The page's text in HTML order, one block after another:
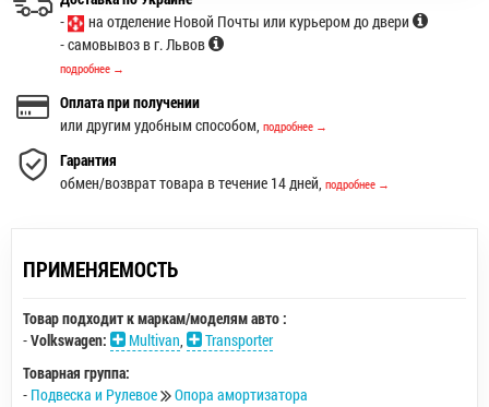
-
на отделение Новой Почты или курьером до двери
- самовывоз в г. Львов
подробнее →
Оплата при получении
или другим удобным способом, подробнее →
Гарантия
обмен/возврат товара в течение 14 дней, подробнее →
ПРИМЕНЯЕМОСТЬ
Товар подходит к маркам/моделям авто :
-Volkswagen: Multivan,
Transporter
Товарная группа:
- Подвеска и Рулевое Опора амортизатора